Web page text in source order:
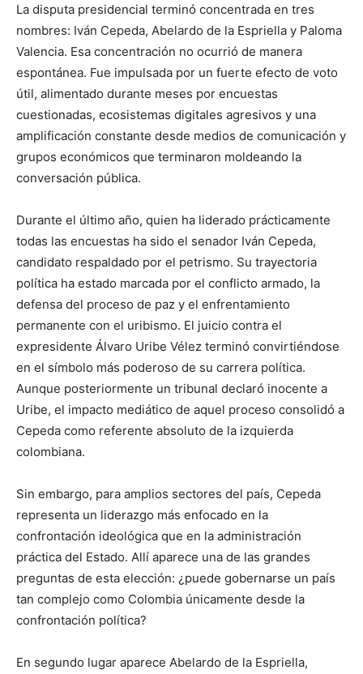
La disputa presidencial terminó concentrada en tres
nombres: Iván Cepeda, Abelardo de la Espriella y Paloma
Valencia. Esa concentración no ocurrió de manera
espontánea. Fue impulsada por un fuerte efecto de voto
útil, alimentado durante meses por encuestas
cuestionadas, ecosistemas digitales agresivos y una
amplificación constante desde medios de comunicación y
grupos económicos que terminaron moldeando la
conversación pública.
Durante el último año, quien ha liderado prácticamente
todas las encuestas ha sido el senador Iván Cepeda,
candidato respaldado por el petrismo. Su trayectoria
política ha estado marcada por el conflicto armado, la
defensa del proceso de paz y el enfrentamiento
permanente con el uribismo. El juicio contra el
expresidente Álvaro Uribe Vélez terminó convirtiéndose
en el símbolo más poderoso de su carrera política.
Aunque posteriormente un tribunal declaró inocente a
Uribe, el impacto mediático de aquel proceso consolidó a
Cepeda como referente absoluto de la izquierda
colombiana.
Sin embargo, para amplios sectores del país, Cepeda
representa un liderazgo más enfocado en la
confrontación ideológica que en la administración
práctica del Estado. Allí aparece una de las grandes
preguntas de esta elección: ¿puede gobernarse un país
tan complejo como Colombia únicamente desde la
confrontación política?
En segundo lugar aparece Abelardo de la Espriella,